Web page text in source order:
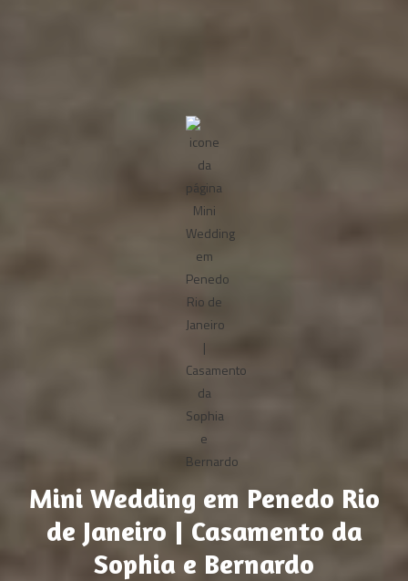
Mini Wedding em Penedo Rio
de Janeiro | Casamento da
Sophia e Bernardo